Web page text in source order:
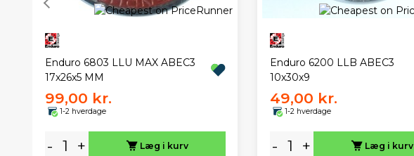
Enduro 6803 LLU MAX ABEC3
17x26x5 MM
99,00 kr.
1-2 hverdage
- + Læg i kurv
Enduro 6200 LLB ABEC3
10x30x9
49,00 kr.
1-2 hverdage
- + Læg i kurv